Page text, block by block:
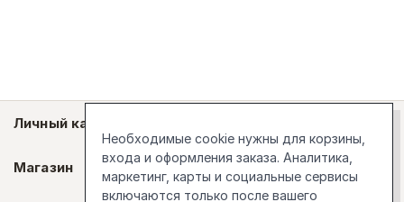
Личный кабинет
Магазин
Необходимые cookie нужны для корзины,
входа и оформления заказа. Аналитика,
маркетинг, карты и социальные сервисы
включаются только после вашего